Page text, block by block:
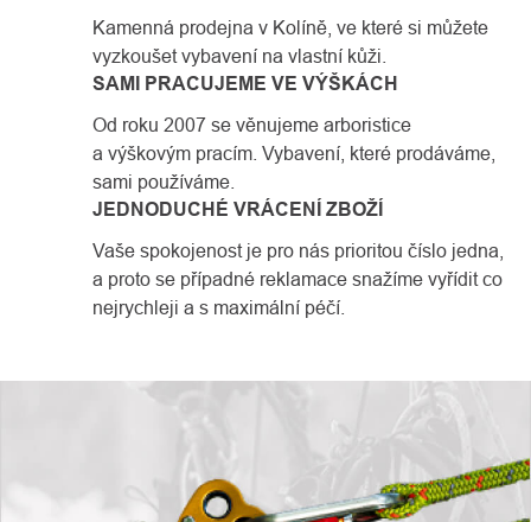
Kamenná prodejna v Kolíně, ve které si můžete
vyzkoušet vybavení na vlastní kůži.
SAMI PRACUJEME VE VÝŠKÁCH
Od roku 2007 se věnujeme arboristice
a výškovým pracím. Vybavení, které prodáváme,
sami používáme.
JEDNODUCHÉ VRÁCENÍ ZBOŽÍ
Vaše spokojenost je pro nás prioritou číslo jedna,
a proto se případné reklamace snažíme vyřídit co
nejrychleji a s maximální péčí.